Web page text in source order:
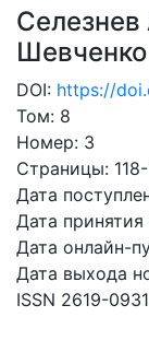
Селезнев
DOI: https://
Том: 8
Номер: 3
Страницы:
Дата
Дата принятия
Дата онлайн-
Дата выхода
ISSN 2619-